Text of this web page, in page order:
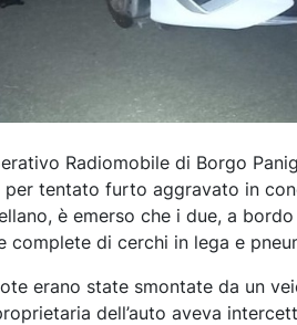
Radiomobile di Borgo
per tentato furto aggravato in
è emerso che i due, a bordo
di cerchi in lega e
erano state smontate da un
dell’auto aveva